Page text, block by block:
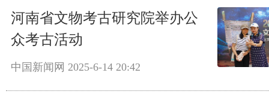
河南省文物考古研究院举办公
众考古活动
中国新闻网 2025-6-14 20:42